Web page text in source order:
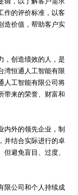
作的评价标准，以客
造价值，帮助客户实
，创造绩效的人，是
湾恒通人工智能有限
人工智能有限公司将
带来的荣誉、财富和
内外的领先企业，制
并结合实际进行的卓
避免盲目、过度、
限公司和个人持续成